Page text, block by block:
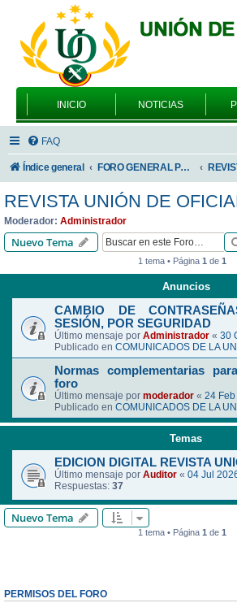
INICIO NOTICIAS
FAQ
Índice general FORO GENERAL PARA TODOS LOS USUARIOS
REVISTA UNIÓN DE
Moderador: Administrador
Nuevo Tema
1 tema • Página 1de 1
Anuncios
CAMBIO DE
SESIÓN, POR SEGURIDAD
Último mensaje por Administrador « 30
Publicado en COMUNICADOS DE LA
Normas complementarias
foro
Último mensaje por moderador « 24
Publicado en COMUNICADOS DE LA
Temas
EDICION DIGITAL REVISTA
Último mensaje por Auditor « 04 Jul
Respuestas: 37
Nuevo Tema
1 tema • Página 1 de 1
PERMISOS DEL FORO